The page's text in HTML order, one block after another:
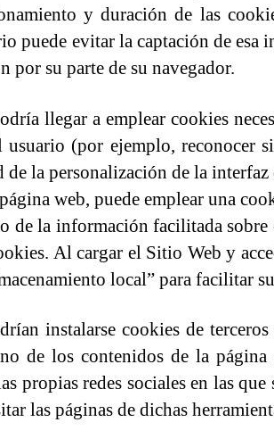
y duración de las
puede evitar la captación de
por su parte de su navegador.
llegar a emplear cookies
usuario (por ejemplo, reconocer
la personalización de la
web, puede emplear una
de la información facilitada
Al cargar el Sitio Web y
local” para facilitar
instalarse cookies de
de los contenidos de la página
propias redes sociales en las
las páginas de dichas